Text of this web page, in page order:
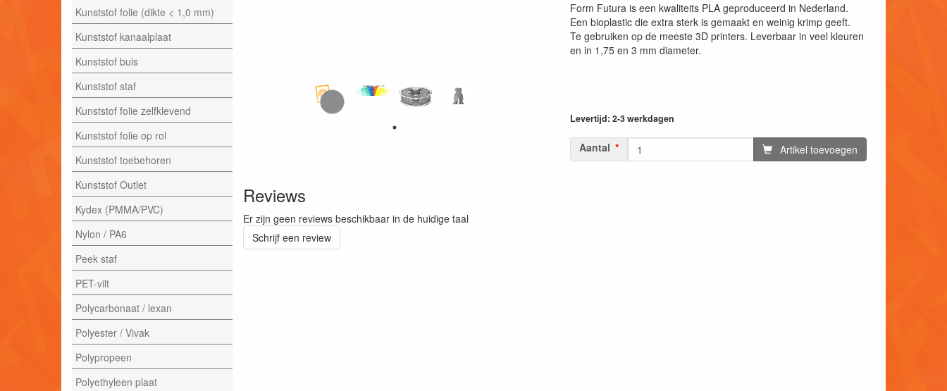
Kunststof folie (dikte < 1,0 mm)
Kunststof kanaalplaat
Kunststof buis
Kunststof staf
Kunststof folie zelfklevend
Kunststof folie op rol
Kunststof toebehoren
Kunststof Outlet
Kydex (PMMA/PVC)
Nylon / PA6
Peek staf
PET-vilt
Polycarbonaat / lexan
Polyester / Vivak
Polypropeen
Polyethyleen plaat
Form Futura is een kwaliteits PLA geproduceerd in Nederland.
Een bioplastic die extra sterk is gemaakt en weinig krimp geeft.
Te gebruiken op de meeste 3D printers. Leverbaar in veel kleuren
en in 1,75 en 3 mm diameter.
Levertijd: 2-3 werkdagen
Aantal Artikel toevoegen
Reviews
Er zijn geen reviews beschikbaar in de huidige taal
Schrijf een review